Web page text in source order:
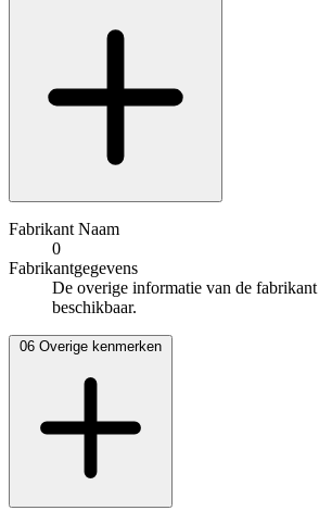
Fabrikant Naam
0
Fabrikantgegevens
De overige informatie van de
beschikbaar.
06 Overige kenmerken